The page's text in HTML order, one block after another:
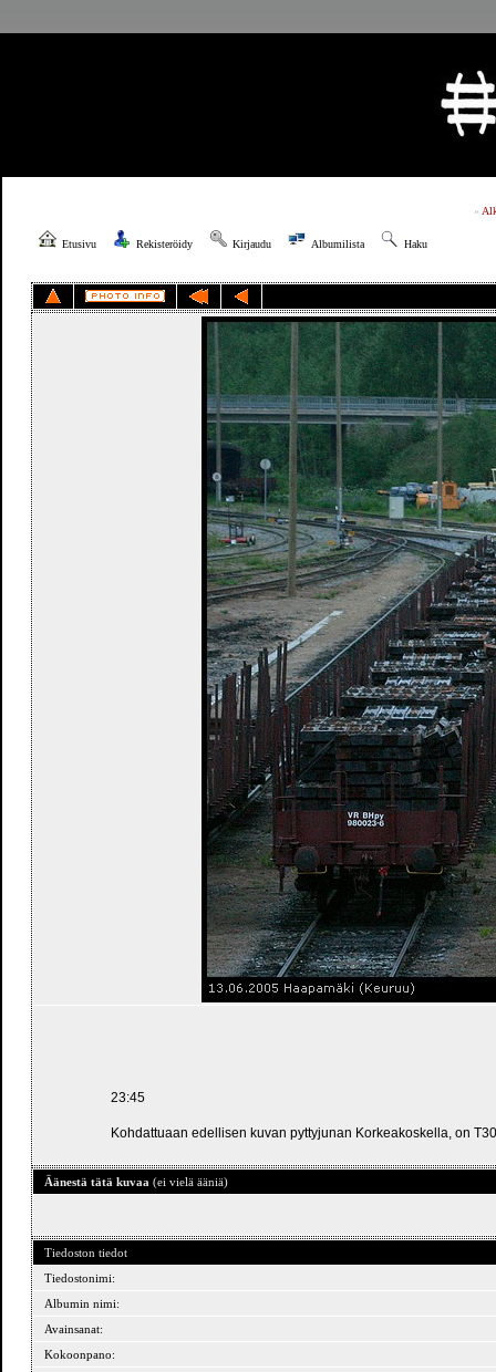
»
Etusivu Rekisteröidy Kirjaudu Albumilista Haku
23:45
Kohdattuaan edellisen kuvan pyttyjunan Korkeakoskella, on
Äänestä tätä kuvaa (ei vielä ääniä)
Tiedoston tiedot
Tiedostonimi:
Albumin nimi:
Avainsanat:
Kokoonpano: